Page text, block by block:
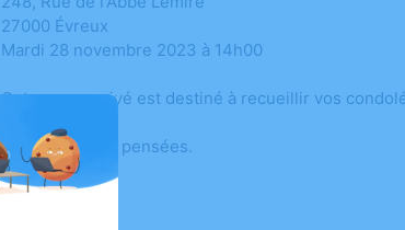
27000 Évreux
Mardi 28 novembre 2023 à 14h00
Cet espace privé est destiné à recueillir vos
Merci pour vos pensées.